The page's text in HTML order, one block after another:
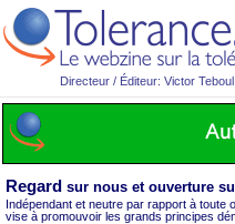
Directeur / Éditeur: Victor
Regard sur nous et ouverture
Indépendant et neutre par rapport à toute
vise à promouvoir les grands principes